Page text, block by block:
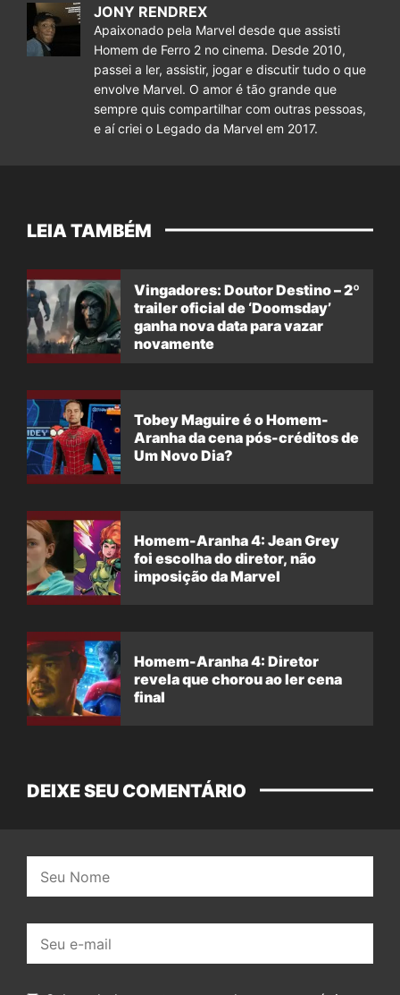
JONY RENDREX
Apaixonado pela Marvel desde que assisti
Homem de Ferro 2 no cinema. Desde 2010,
passei a ler, assistir, jogar e discutir tudo o que
envolve Marvel. O amor é tão grande que
sempre quis compartilhar com outras pessoas,
e aí criei o Legado da Marvel em 2017.
LEIA TAMBÉM
Vingadores: Doutor Destino – 2º
trailer oficial de ‘Doomsday’
ganha nova data para vazar
novamente
Tobey Maguire é o Homem-
Aranha da cena pós-créditos de
Um Novo Dia?
Homem-Aranha 4: Jean Grey
foi escolha do diretor, não
imposição da Marvel
Homem-Aranha 4: Diretor
revela que chorou ao ler cena
final
DEIXE SEU COMENTÁRIO
mail: